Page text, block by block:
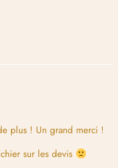
plus ! Un grand merci !
sur les devis